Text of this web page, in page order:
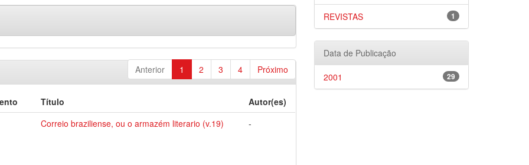
Anterior 1 2 3 4 Próximo
Título
Autor(es)
Correio braziliense, ou o armazém literario (v.19)
-
1
REVISTAS
Data de Publicação
29
2001